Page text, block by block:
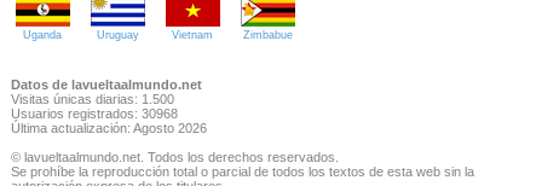
Uganda Uruguay Vietnam Zimbabue
Datos de lavueltaalmundo.net
Visitas únicas diarias: 1.500
Usuarios registrados: 30968
Última actualización: Agosto 2026
© lavueltaalmundo.net. Todos los derechos reservados.
Se prohíbe la reproducción total o parcial de todos los textos de esta web sin la